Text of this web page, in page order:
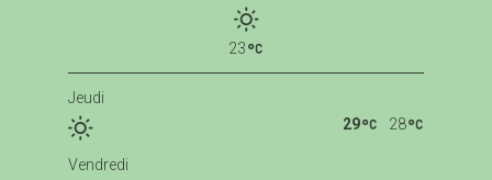
23
Jeudi
28
29
Vendredi